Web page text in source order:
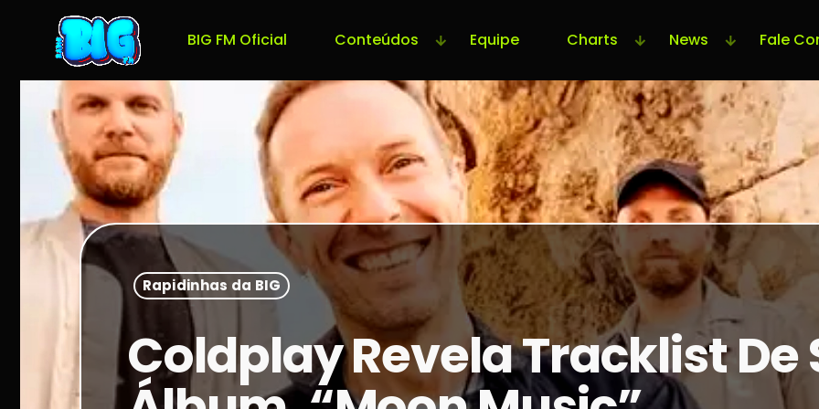
BIG FM Oficial Conteúdos Equipe Charts News Fale
Rapidinhas da BIG
Coldplay Revela Tracklist De